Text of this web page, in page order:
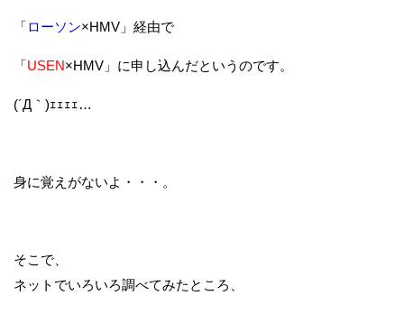
「ローソン×HMV」経由で
「USEN×HMV」に申し込んだというのです。
(´Д｀)ｪｪｪｪ…
身に覚えがないよ・・・。
そこで、
ネットでいろいろ調べてみたところ、